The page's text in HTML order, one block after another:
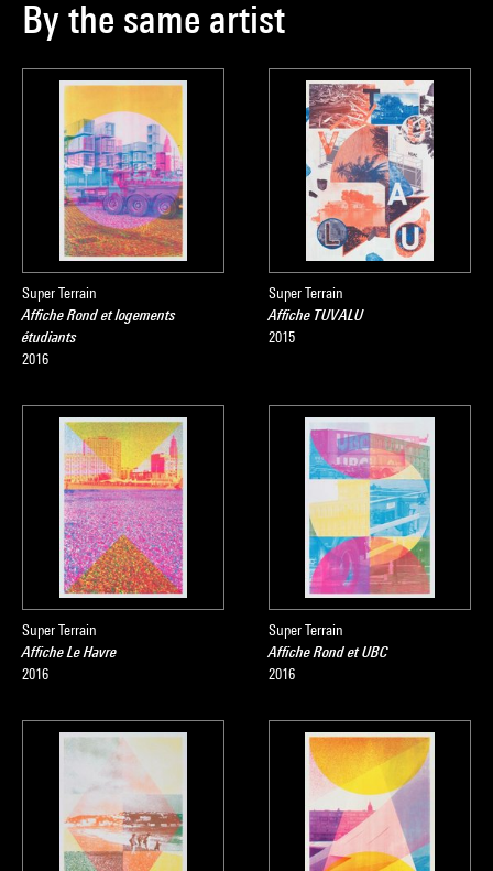
By the same artist
Super Terrain
Affiche Rond et logements
étudiants
2016
Super Terrain
Affiche TUVALU
2015
Super Terrain
Affiche Le Havre
2016
Super Terrain
Affiche Rond et UBC
2016